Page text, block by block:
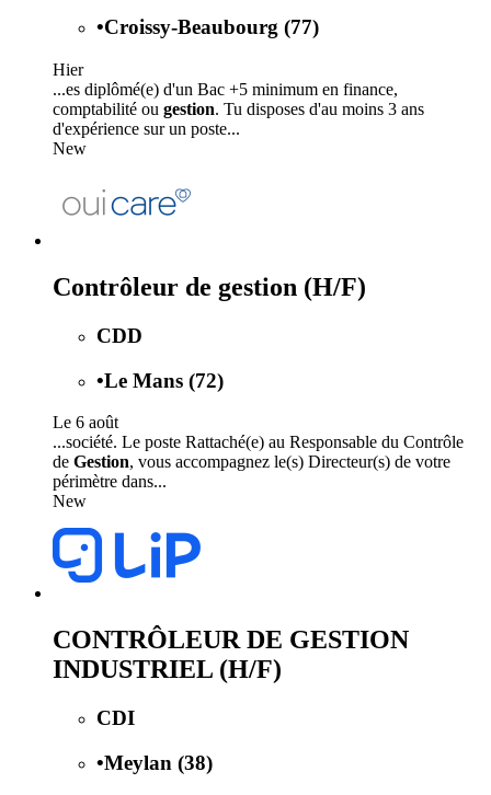
•Croissy-Beaubourg (77)
Hier
...es diplômé(e) d'un Bac +5 minimum en finance,
comptabilité ou gestion. Tu disposes d'au moins 3 ans
d'expérience sur un poste...
New
Contrôleur de gestion (H/F)
CDD
•Le Mans (72)
Le 6 août
...société. Le poste Rattaché(e) au Responsable du Contrôle
de Gestion, vous accompagnez le(s) Directeur(s) de votre
périmètre dans...
New
CONTRÔLEUR DE GESTION
INDUSTRIEL (H/F)
CDI
•Meylan (38)